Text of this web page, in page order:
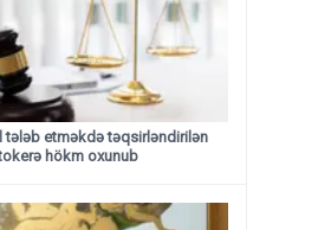
tələb etməkdə təqsirləndirilən
hökm oxunub